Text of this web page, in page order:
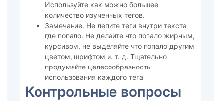
Используйте как можно большее
количество изученных тегов.
Замечание. Не лепите теги внутри текста
где попало. Не делайте что попало жирным,
курсивом, не выделяйте что попало другим
цветом, шрифтом и. т. д. Тщательно
продумайте целесообразность
использования каждого тега
Контрольные вопросы